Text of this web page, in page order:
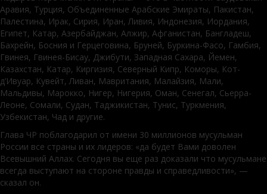
Аравия, Турция, Объединенные Арабские Эмираты, Пакистан,
Палестина, Ирак, Сирия, Иран, Ливия, Индонезия, Иордания,
Египет, Катар, Азербайджан, Алжир, Афганистан, Бангладеш,
Бахрейн, Босния и Герцеговина, Бруней, Буркина-Фасо, Гамбия,
Гвинея, Гвинея-Бисау, Джибути, Западная Сахара, Йемен,
Казахстан, Катар, Киргизия, Северный Кипр, Коморы, Кот-
д’Ивуар, Кувейт, Ливан, Мавритания, Малайзия, Мали,
Мальдивы, Марокко, Нигер, Нигерия, Оман, Сенегал, Сьерра-
Леоне, Сомали, Судан, Таджикистан, Тунис, Туркмения,
Узбекистан, Чад и другие.
Глава ЧР поблагодарил от имени 30 миллионов мусульман
России все страны и их лидеров: «да будет Вами доволен
Всевышний Аллах. Сегодня вы еще раз доказали что мусульмане
всегда выступают на стороне правды и справедливости», —
сказал он.